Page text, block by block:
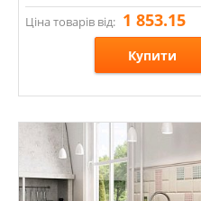
Ціна товарів від: 1 853.15
Купити
Розміри: 75х300;
Стилі: Кабанчик; Під цеглу;
Кольори: